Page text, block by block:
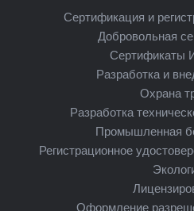
Сертификация и
Добровольная
Сертификаты
Разработка и
Охрана
Разработка
Промышленная
Регистрационное
Оформление